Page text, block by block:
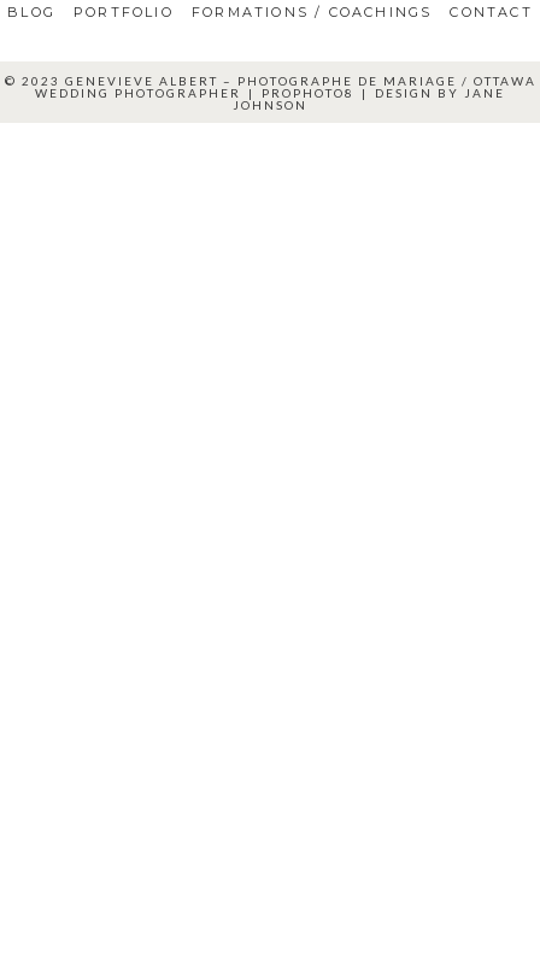
BLOG PORTFOLIO FORMATIONS / COACHINGS CONTACT
© 2023 GENEVIEVE ALBERT – PHOTOGRAPHE DE MARIAGE / OTTAWA
WEDDING PHOTOGRAPHER
| PROPHOTO8 | DESIGN BY
JANE
JOHNSON